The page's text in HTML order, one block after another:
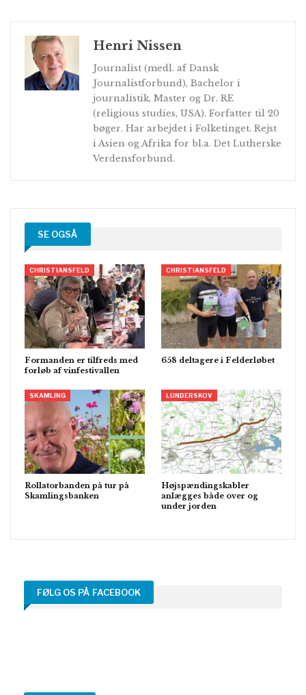
Henri Nissen
Journalist (medl. af Dansk
Journalistforbund), Bachelor i
journalistik, Master og Dr. RE
(religious studies, USA). Forfatter til 20
bøger. Har arbejdet i Folketinget. Rejst
i Asien og Afrika for bl.a. Det Lutherske
Verdensforbund.
SE OGSÅ
CHRISTIANSFELD
Formanden er tilfreds med
forløb af vinfestivallen
CHRISTIANSFELD
658 deltagere i Felderløbet
SKAMLING
Rollatorbanden på tur på
Skamlingsbanken
LUNDERSKOV
Højspændingskabler
anlægges både over og
under jorden
FØLG OS PÅ FACEBOOK